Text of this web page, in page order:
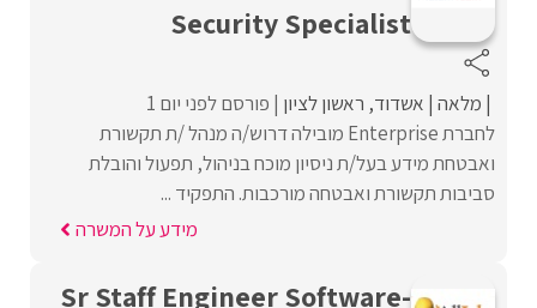
Security Specialist
מלאה אשדוד ראשון לציון פורסם לפני יום 1
לחברת Enterprise מובילה דרוש/ה מנהל /ת תקשורת
ואבטחת מידע בעל/ת ניסיון מוכח בניהול, תפעול והובלת
סביבות תקשורת ואבטחה מורכבות. התפקיד ...
מידע על המשרה
Sr Staff Engineer Software-